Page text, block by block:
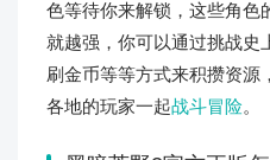
色等待你来解锁，这些角色
就越强，你可以通过挑战史
刷金币等等方式来积攒资源
各地的玩家一起战斗冒险。